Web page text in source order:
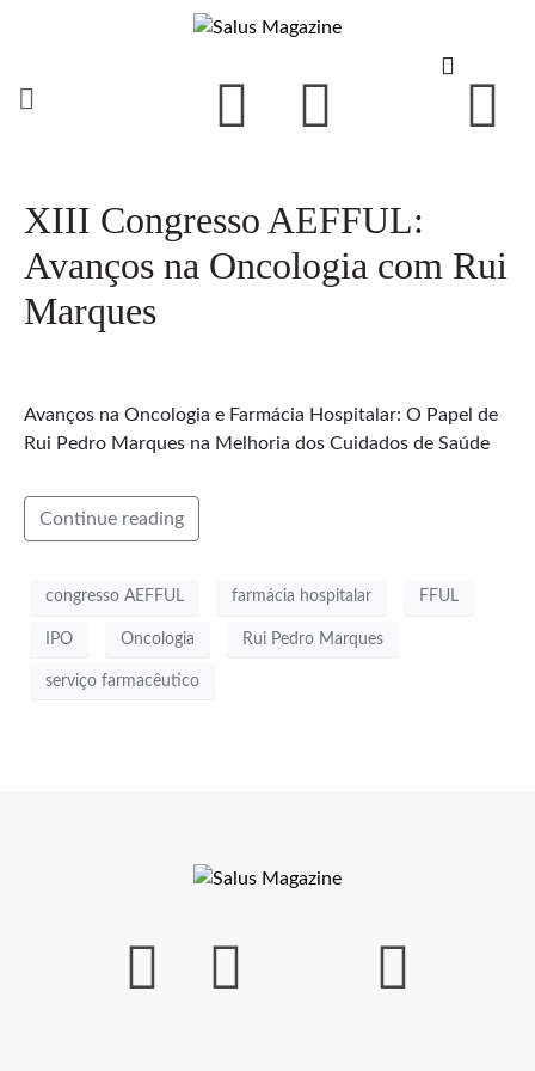
XIII Congresso AEFFUL:
Avanços na Oncologia com Rui
Marques
Avanços na Oncologia e Farmácia Hospitalar: O Papel de
Rui Pedro Marques na Melhoria dos Cuidados de Saúde
Continue reading
congresso AEFFUL farmácia hospitalar FFUL
IPO Oncologia Rui Pedro Marques
serviço farmacêutico